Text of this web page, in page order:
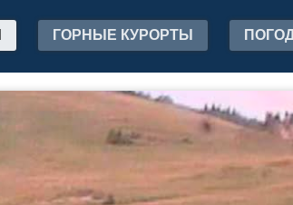
ГОРНЫЕ КУРОРТЫ